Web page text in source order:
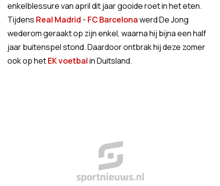
enkelblessure van april dit jaar gooide roet in het eten.
Tijdens Real Madrid - FC Barcelonawerd De Jong
wederom geraakt op zijn enkel, waarna hij bijna een half
jaar buitenspel stond. Daardoor ontbrak hij deze zomer
ook op hetEK voetbalin Duitsland.